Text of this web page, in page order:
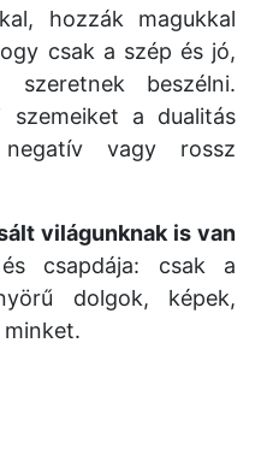
hozzák magukkal
csak a szép és jó,
beszélni.
szemeiket a dualitás
vagy rossz
világunknak is van
csapdája: csak a
dolgok, képek,